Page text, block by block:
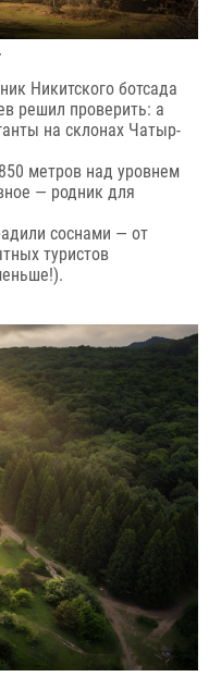
Никитского ботсада
решил проверить: а
на склонах Чатыр-
метров над уровнем
— родник для
соснами — от
туристов